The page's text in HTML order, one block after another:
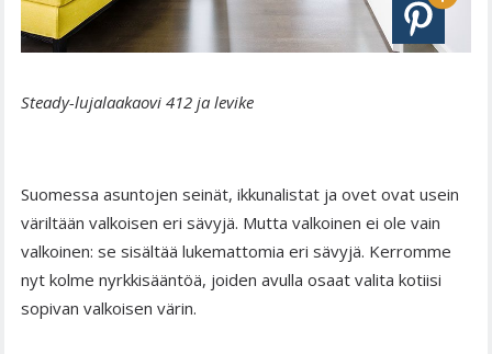
Steady-lujalaakaovi 412 ja levike
Suomessa asuntojen seinät, ikkunalistat ja ovet ovat usein
väriltään valkoisen eri sävyjä. Mutta valkoinen ei ole vain
valkoinen: se sisältää lukemattomia eri sävyjä. Kerromme
nyt kolme nyrkkisääntöä, joiden avulla osaat valita kotiisi
sopivan valkoisen värin.